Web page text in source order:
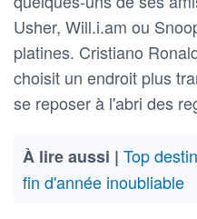
Usher, Will.i.am ou
platines. Cristiano
choisit un endroit plus
se reposer à l'abri des
À lire aussi | Top
fin d'année inoubliable